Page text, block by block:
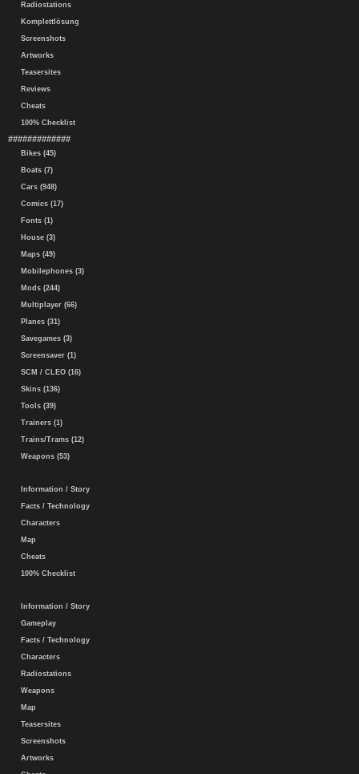
Radiostations
Komplettlösung
Screenshots
Artworks
Teasersites
Reviews
Cheats
100% Checklist
#############
Bikes (45)
Boats (7)
Cars (948)
Comics (17)
Fonts (1)
House (3)
Maps (49)
Mobilephones (3)
Mods (244)
Multiplayer (66)
Planes (31)
Savegames (3)
Screensaver (1)
SCM / CLEO (16)
Skins (136)
Tools (39)
Trainers (1)
Trains/Trams (12)
Weapons (53)
Information / Story
Facts / Technology
Characters
Map
Cheats
100% Checklist
Information / Story
Gameplay
Facts / Technology
Characters
Radiostations
Weapons
Map
Teasersites
Screenshots
Artworks